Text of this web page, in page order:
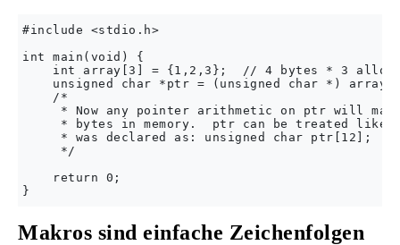
#include <stdio.h>
int main(void) {
int array[3] = {1,2,3};  // 4 bytes * 3
unsigned char *ptr = (unsigned char *)
    /*
* Now any pointer arithmetic on ptr will
* bytes in memory.  ptr can be treated like
     * was declared as: unsigned char ptr[12];
     */
    return 0;
Makros sind einfache Zeichenfolgen